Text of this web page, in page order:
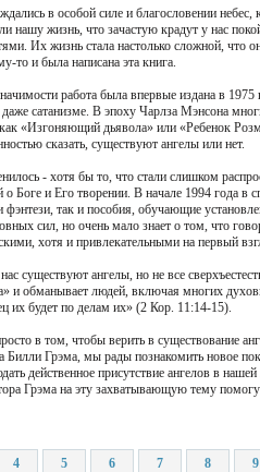
в особой силе и благословении
нашу жизнь, что зачастую крадут у нас
Их жизнь стала настолько сложной, что
то и была написана эта книга.
работа была впервые издана в
сатанизме. В эпоху Чарлза Мэнсона
«Изгоняющий дьявола» или «Ребенок
сказать, существуют ангелы или нет.
- хотя бы то, что стали слишком
о Боге и Его творении. В начале 1994 года
фэнтези, так и пособия, обучающие
сил, но очень мало знает о том, что
хотя и привлекательными на первый
существуют ангелы, но не все
и обманывает людей, включая многих
их будет по делам их» (2 Кор. 11:14-15).
в том, чтобы верить в существование
Билли Грэма, мы рады познакомить новое
действенное присутствие ангелов в
Грэма на эту захватывающую тему
4 5 6 7 8 9